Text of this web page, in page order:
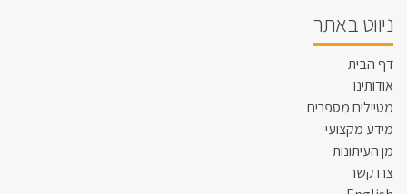
ניווט באתר
דף הבית
אודותינו
מטיילים מספרים
מידע מקצועי
מן העיתונות
צרו קשר